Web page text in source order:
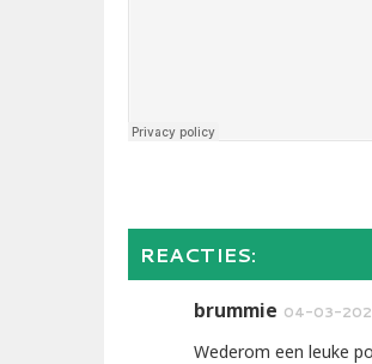
REACTIES:
brummie 04-03-
Wederom een leuke